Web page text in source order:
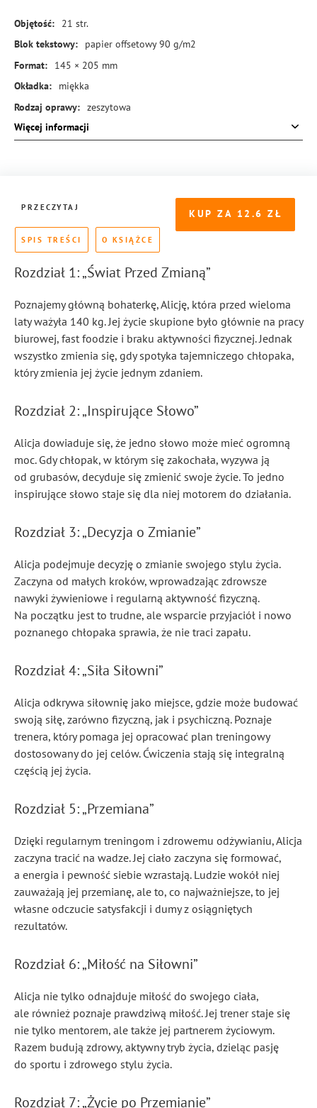
Objętość: 21 str.
Blok tekstowy:
papier offsetowy 90 g/m2
Format:
145 × 205 mm
Okładka:
miękka
Rodzaj oprawy: zeszytowa
ISBN:
978-83-8369-363-7
Więcej informacji
KUP ZA 12.6
PRZECZYTAJ
SPIS TREŚCI O KSIĄŻCE
Rozdział 1: „Świat Przed Zmianą”
Poznajemy główną bohaterkę, Alicję, która przed wieloma
laty ważyła 140 kg. Jej życie skupione było głównie na pracy
biurowej, fast foodzie i braku aktywności fizycznej. Jednak
wszystko zmienia się, gdy spotyka tajemniczego chłopaka,
który zmienia jej życie jednym zdaniem.
Rozdział 2: „Inspirujące Słowo”
Alicja dowiaduje się, że jedno słowo może mieć ogromną
moc. Gdy chłopak, w którym się zakochała, wyzywa ją
od grubasów, decyduje się zmienić swoje życie. To jedno
inspirujące słowo staje się dla niej motorem do działania.
Rozdział 3: „Decyzja o Zmianie”
Alicja podejmuje decyzję o zmianie swojego stylu życia.
Zaczyna od małych kroków, wprowadzając zdrowsze
nawyki żywieniowe i regularną aktywność fizyczną.
Na początku jest to trudne, ale wsparcie przyjaciół i nowo
poznanego chłopaka sprawia, że nie traci zapału.
Rozdział 4: „Siła Siłowni”
Alicja odkrywa siłownię jako miejsce, gdzie może budować
swoją siłę, zarówno fizyczną, jak i psychiczną. Poznaje
trenera, który pomaga jej opracować plan treningowy
dostosowany do jej celów. Ćwiczenia stają się integralną
częścią jej życia.
Rozdział 5: „Przemiana”
Dzięki regularnym treningom i zdrowemu odżywianiu, Alicja
zaczyna tracić na wadze. Jej ciało zaczyna się formować,
a energia i pewność siebie wzrastają. Ludzie wokół niej
zauważają jej przemianę, ale to, co najważniejsze, to jej
własne odczucie satysfakcji i dumy z osiągniętych
rezultatów.
Rozdział 6: „Miłość na Siłowni”
Alicja nie tylko odnajduje miłość do swojego ciała,
ale również poznaje prawdziwą miłość. Jej trener staje się
nie tylko mentorem, ale także jej partnerem życiowym.
Razem budują zdrowy, aktywny tryb życia, dzieląc pasję
do sportu i zdrowego stylu życia.
Rozdział 7: „Życie po Przemianie”